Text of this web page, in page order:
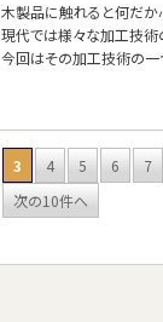
木製品に触れると何だか
現代では様々な加工技術
今回はその加工技術の一
3 4 5 6 7
次の10件へ